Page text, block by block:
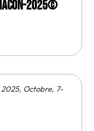
2025©
2025, Octobre, 7-